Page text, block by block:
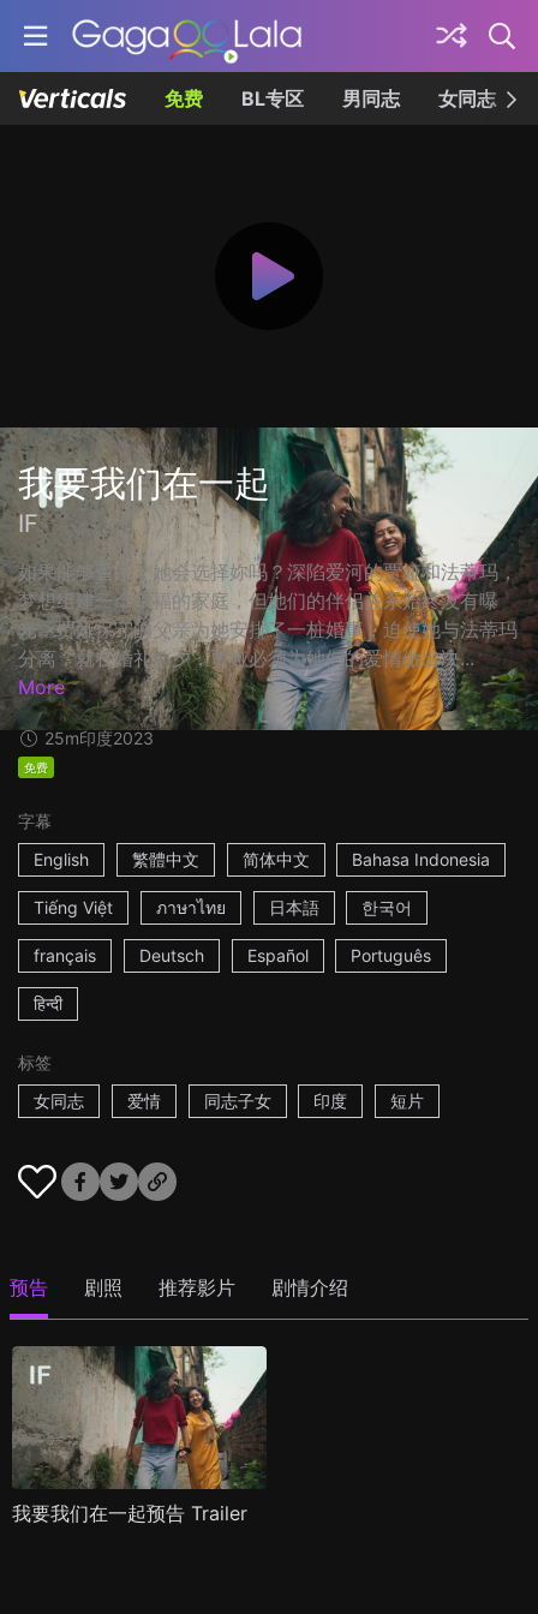
免费 BL专区 男同志 女同志
我要我们在一起
IF
如果能够重来，她会选择妳吗？深陷爱河的贾娅和法蒂玛，
梦想组建一个幸福的家庭，但她们的伴侣关系始终没有曝
光。贾娅保守的父亲为她安排了一桩婚事，迫使她与法蒂玛
分离，就在婚礼前夕，贾娅必须为她们的爱情做出决...
More
25m印度2023
免费
字幕
English
繁體中文 简体中文 Bahasa Indonesia
Tiếng Việt ภาษาไทย 日本語 한국어
français Deutsch Español Português
हिन्दी
标签
女同志
爱情 同志子女 印度 短片
预告 剧照 推荐影片 剧情介绍
我要我们在一起预告 Trailer